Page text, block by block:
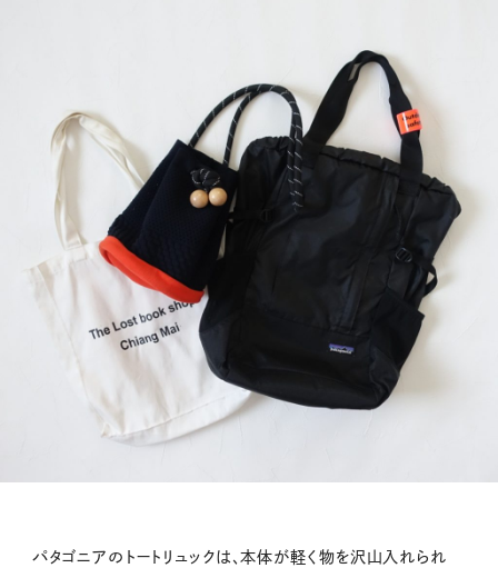
パタゴニアのトートリュックは、本体が軽く物を沢山入れられ